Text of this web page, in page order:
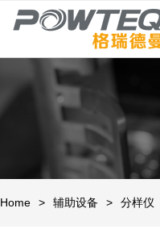
Home 辅助设备 分样仪